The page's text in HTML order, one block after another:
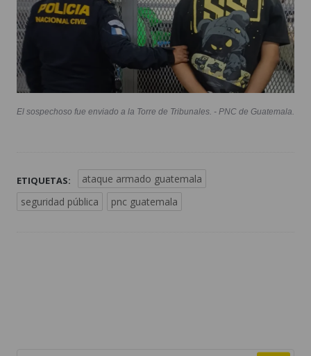
El sospechoso fue enviado a la Torre de Tribunales. - PNC de Guatemala.
ETIQUETAS:
ataque armado guatemala
seguridad pública
pnc guatemala